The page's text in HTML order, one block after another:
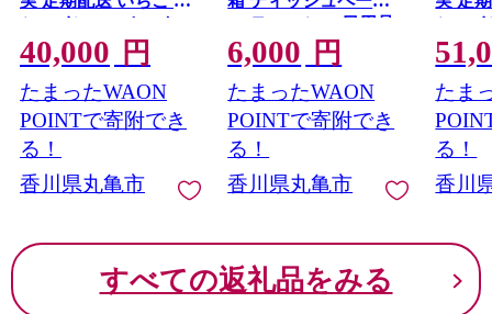
シャインマスカット
果実 果物 ぶどう
40,000 円
たまったWAON
POINTで寄附でき
る！
香川県丸亀市
ー ティッシュ 日用品
消耗品 生活用品 ボッ
クスティシュ ティシ
ュペーパー ティシュ
ティシュー ティシュ
ーペーパー おしゃれ
かわいい 香川
6,000 円
たまったWAON
POINTで寄附でき
る！
香川県丸亀市
シャ
みか
う 果
たま
る！
香川
すべての返礼品をみる